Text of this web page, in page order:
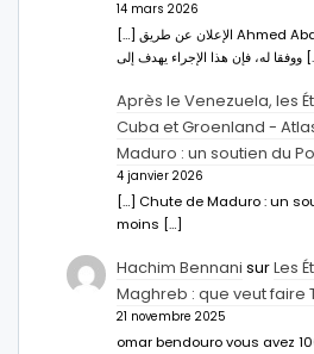
14 mars 2026
[…] الإعلان عن طريق Ahmed Abdel-Latifسفير مصر بالرباط.
إلى […]
Après le Venezuela, les
Cuba et Groenland -
Maduro : un soutien du
4 janvier 2026
[…] Chute de Maduro : un
moins […]
Hachim Bennani surLes
Maghreb : que veut faire
21 novembre 2025
omar bendouro vous avez